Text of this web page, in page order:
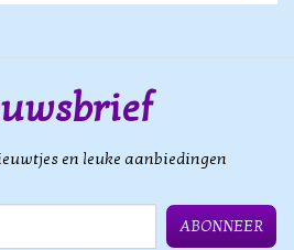
en leuke aanbiedingen
ABONNEER